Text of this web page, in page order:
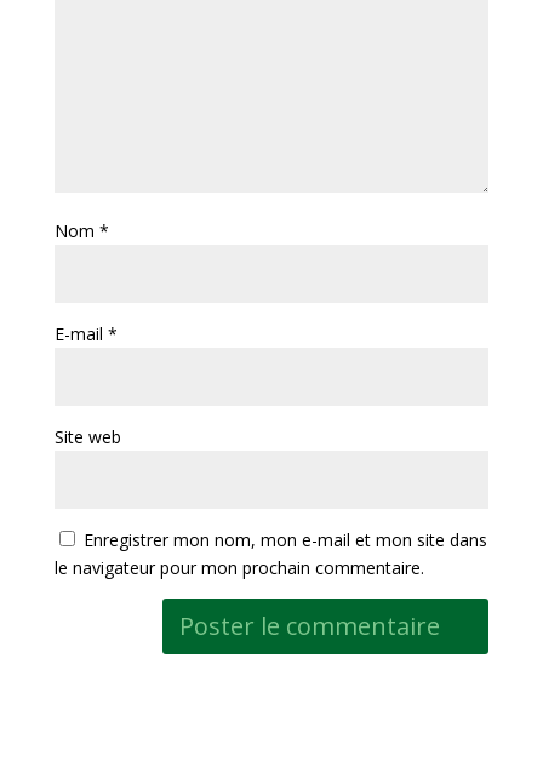
Nom *
E-mail *
Site web
Enregistrer mon nom, mon e-mail et mon site dans
le navigateur pour mon prochain commentaire.